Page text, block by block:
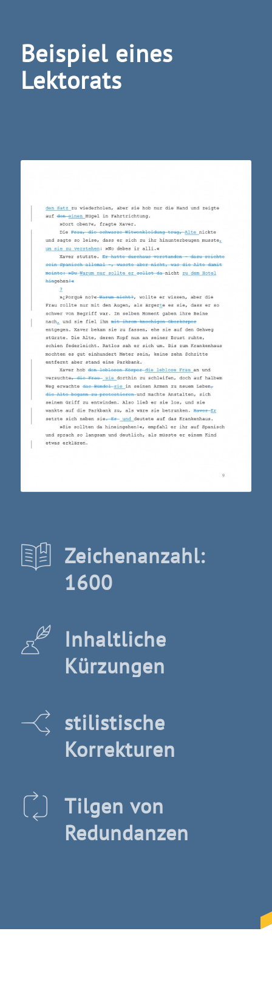
Beispiel eines
Lektorats
Zeichenanzahl:
1600
Inhaltliche
Kürzungen
stilistische
Korrekturen
Tilgen von
Redundanzen